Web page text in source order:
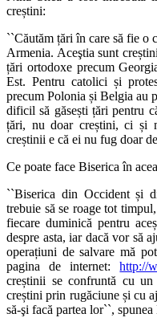
creștini:
``Căutăm țări în care să fie o
Armenia. Aceştia sunt
țări ortodoxe precum
Est. Pentru catolici și
precum Polonia și Belgia au
dificil să găsești țări pentru
țări, nu doar creștini, ci și
creștinii e că ei nu fug doar
Ce poate face Biserica în
``Biserica din Occident și
trebuie să se roage tot
fiecare duminică pentru
despre asta, iar dacă vor să
operațiuni de salvare mă
pagina de internet:http://
creștinii se confruntă cu
creștini prin rugăciune și cu
să-şi facă partea lor``, spunea